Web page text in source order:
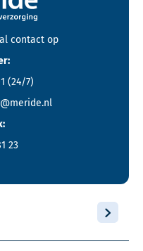
contact op
(24/7)
23